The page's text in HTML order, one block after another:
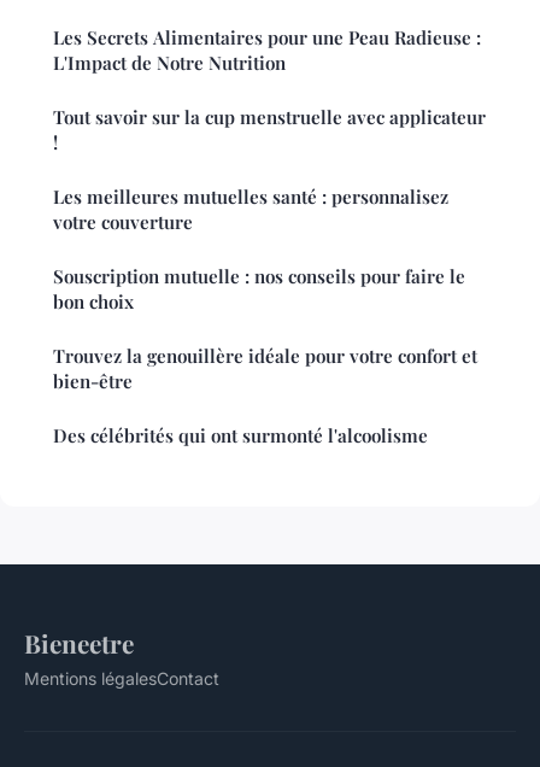
Les Secrets Alimentaires pour une Peau Radieuse :
L'Impact de Notre Nutrition
Tout savoir sur la cup menstruelle avec applicateur
!
Les meilleures mutuelles santé : personnalisez
votre couverture
Souscription mutuelle : nos conseils pour faire le
bon choix
Trouvez la genouillère idéale pour votre confort et
bien-être
Des célébrités qui ont surmonté l'alcoolisme
Bieneetre
Mentions légalesContact